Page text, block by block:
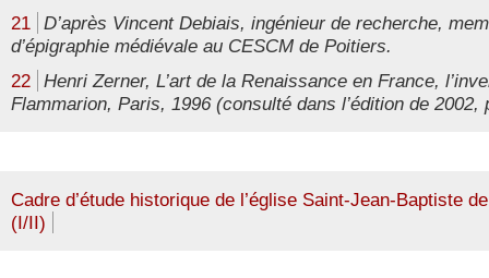
21 D’après Vincent Debiais, ingénieur de recherche,
d’épigraphie médiévale au CESCM de Poitiers.
22 Henri Zerner, L’art de la Renaissance en France,
Flammarion, Paris, 1996 (consulté dans l’édition de 2002,
Cadre d’étude historique de l’église Saint-Jean-Baptiste
(I/II)